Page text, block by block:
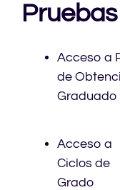
Acceso a
de
Graduado
Acceso a
Ciclos de
Grado